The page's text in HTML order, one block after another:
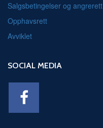
Salgsbetingelser og angrerett
Opphavsrett
Avviklet
SOCIAL MEDIA